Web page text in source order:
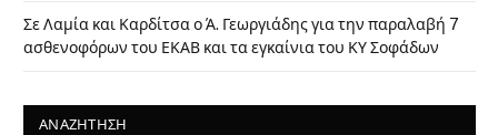
Σε Λαμία και Καρδίτσα ο Ά. Γεωργιάδης για την παραλαβή 7
ασθενοφόρων του ΕΚΑΒ και τα εγκαίνια του ΚΥ Σοφάδων
ΑΝΑΖΗΤΗΣΗ